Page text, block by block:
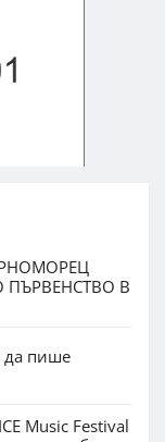
ПЪРВЕНСТВО В
да пише
Music Festival